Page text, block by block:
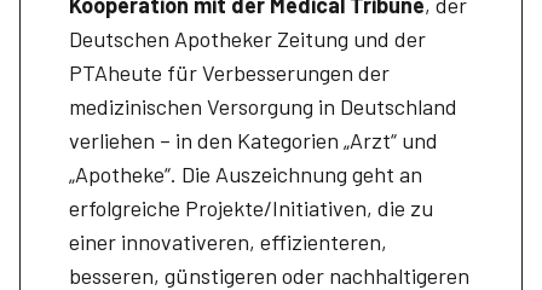
Deutschen Apotheker Zeitung und der
PTAheute für Verbesserungen der
medizinischen Versorgung in Deutschland
verliehen – in den Kategorien „Arzt“ und
„Apotheke“. Die Auszeichnung geht an
erfolgreiche Projekte/Initiativen, die zu
einer innovativeren, effizienteren,
besseren, günstigeren oder nachhaltigeren